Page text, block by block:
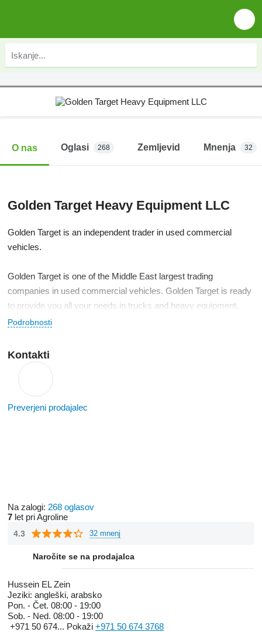
O nas Oglasi 268 Zemljevid Mnenja 32
Golden Target Heavy Equipment LLC
Golden Target is an independent trader in used commercial
vehicles.
Golden Target is one of the Middle East largest trading
companies in used commercial vehicles. Golden Target is ready
to provide you all your needs in trucks and heavy equipment,
Such as ( Head Trucks, Chassis, Truck with Cranes, Truck with
Skip Loaders, Hook Loaders, Compactors)
service that provides to its customers.
Podrobnosti
Kontakti
Preverjeni prodajalec
Na zalogi: 268 oglasov
7 let pri Agroline
4.3 32 mnenj
Naročite se na prodajalca
Hussein EL Zein
Jeziki: angleški, arabsko
Pon. - Čet. 08:00 - 19:00
Sob. - Ned. 08:00 - 19:00
+971 50 674... Pokaži +971 50 674 3768